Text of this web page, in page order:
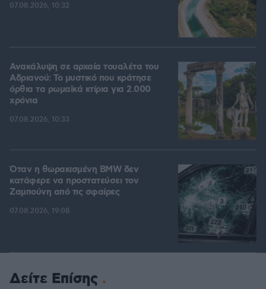
07.08.2026, 10:32
Ανακάλυψη σε αρχαία τουαλέτα του
Αδριανού: Το μυστικό που κράτησε
όρθια τα ρωμαϊκά κτίρια για 2.000
χρόνια
07.08.2026, 10:33
Όταν η θωρακισμένη BMW δεν
κατάφερε να προστατεύσει τον
Ζαμπούνη από τις σφαίρες
07.08.2026, 19:08
Δείτε Επίσης